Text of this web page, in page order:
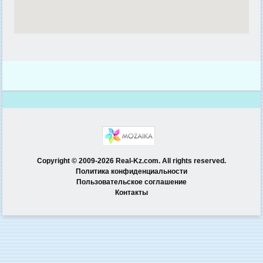
Copyright © 2009-2026 Real-Kz.com. All rights reserved.
Политика конфиденциальности
Пользовательское соглашение
Контакты